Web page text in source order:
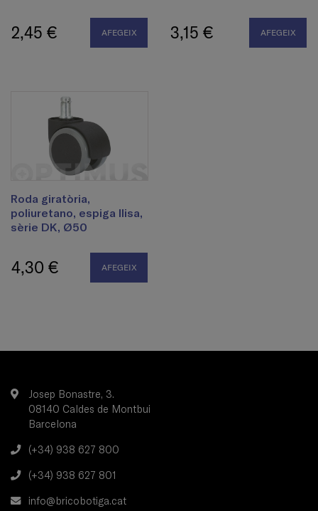
2,45 € AFEGEIX 3,15 € AFEGEIX
Roda giratòria,
poliuretano, espiga llisa,
sèrie DK, Ø50
4,30 € AFEGEIX
Josep Bonastre, 3.
08140 Caldes de Montbui
Barcelona
(+34) 938 627 800
(+34) 938 627 801
info@bricobotiga.cat